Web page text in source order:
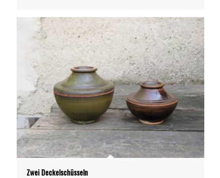
Zwei Deckelschüsseln